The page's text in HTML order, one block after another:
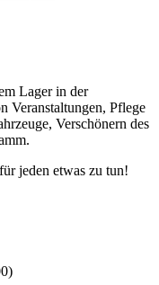
Lager in der
Veranstaltungen, Pflege
Verschönern des
jeden etwas zu tun!